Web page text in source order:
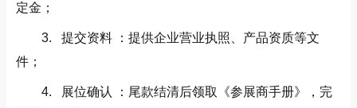
定金；
3. 提交资料 ：提供企业营业执照、产品资质等文
件；
4. 展位确认 ：尾款结清后领取《参展商手册》，完